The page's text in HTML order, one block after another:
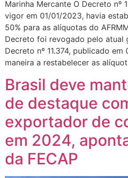
Marinha Mercante O Decreto nº
vigor em 01/01/2023, havia
50% para as alíquotas do
Decreto foi revogado pelo atual
Decreto nº 11.374, publicado
maneira a restabelecer as
Brasil deve
de destaque
exportador de
em 2024,
da FECAP